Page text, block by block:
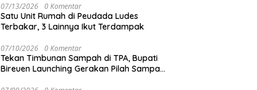
07/13/2026 0 Komentar
Satu Unit Rumah di Peudada Ludes
Terbakar, 3 Lainnya Ikut Terdampak
07/10/2026 0 Komentar
Tekan Timbunan Sampah di TPA, Bupati
Bireuen Launching Gerakan Pilah Sampah